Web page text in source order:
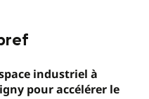
industriel à
pour accélérer le